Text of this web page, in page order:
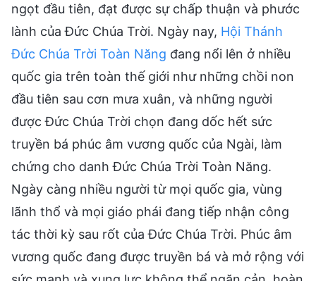
ngọt đầu tiên, đạt được sự chấp thuận và phước
lành của Đức Chúa Trời. Ngày nay, Hội Thánh
Đức Chúa Trời Toàn Năng đang nổi lên ở nhiều
quốc gia trên toàn thế giới như những chồi non
đầu tiên sau cơn mưa xuân, và những người
được Đức Chúa Trời chọn đang dốc hết sức
truyền bá phúc âm vương quốc của Ngài, làm
chứng cho danh Đức Chúa Trời Toàn Năng.
Ngày càng nhiều người từ mọi quốc gia, vùng
lãnh thổ và mọi giáo phái đang tiếp nhận công
tác thời kỳ sau rốt của Đức Chúa Trời. Phúc âm
vương quốc đang được truyền bá và mở rộng với